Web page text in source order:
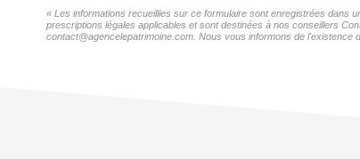
« Les informations recueillies sur ce formulaire sont enregistrées dans
prescriptions légales applicables et sont destinées à nos conseillers
contact@agencelepatrimoine.com. Nous vous informons de